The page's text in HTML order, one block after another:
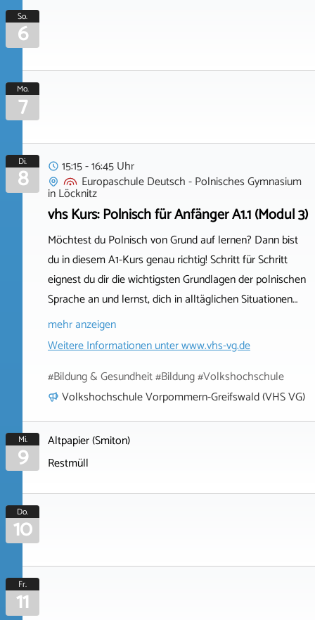
So.
6
Mo.
7
Di.
8
15:15 - 16:45 Uhr
Europaschule Deutsch - Polnisches Gymnasium
inLöcknitz
vhs Kurs: Polnisch für Anfänger A1.1 (Modul 3)
Möchtest du Polnisch von Grund auf lernen? Dann bist
du in diesem A1-Kurs genau richtig! Schritt für Schritt
eignest du dir die wichtigsten Grundlagen der polnischen
Sprache an und lernst, dich in alltäglichen Situationen…
mehr anzeigen
Weitere Informationen unterwww.vhs-vg.de
#Bildung & Gesundheit #Bildung #Volkshochschule
Volkshochschule Vorpommern-Greifswald (VHS VG)
Mi.
9
Altpapier (Smiton)
Restmüll
Do.
10
Fr.
11